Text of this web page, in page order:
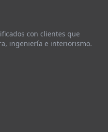
con clientes que
ingeniería e interiorismo.